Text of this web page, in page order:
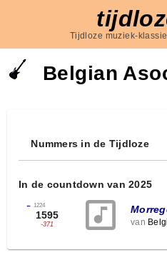
Tijdloze muziek-
Belgian
Nummers in de Tijdloze
In de countdown van 2025
← 1224
1595
-371 van